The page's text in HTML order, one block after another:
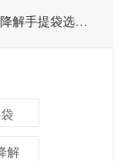
手提袋选购时要考虑几点
解